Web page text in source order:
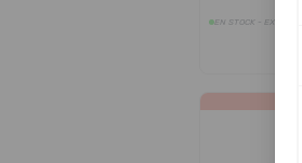
EN STOCK -